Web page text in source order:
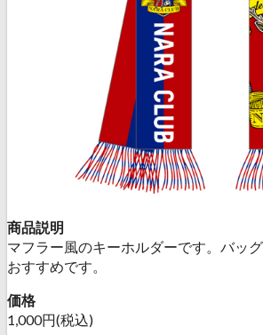
商品説明
マフラー風のキーホルダーです。バッ
おすすめです。
価格
1,000円(税込)